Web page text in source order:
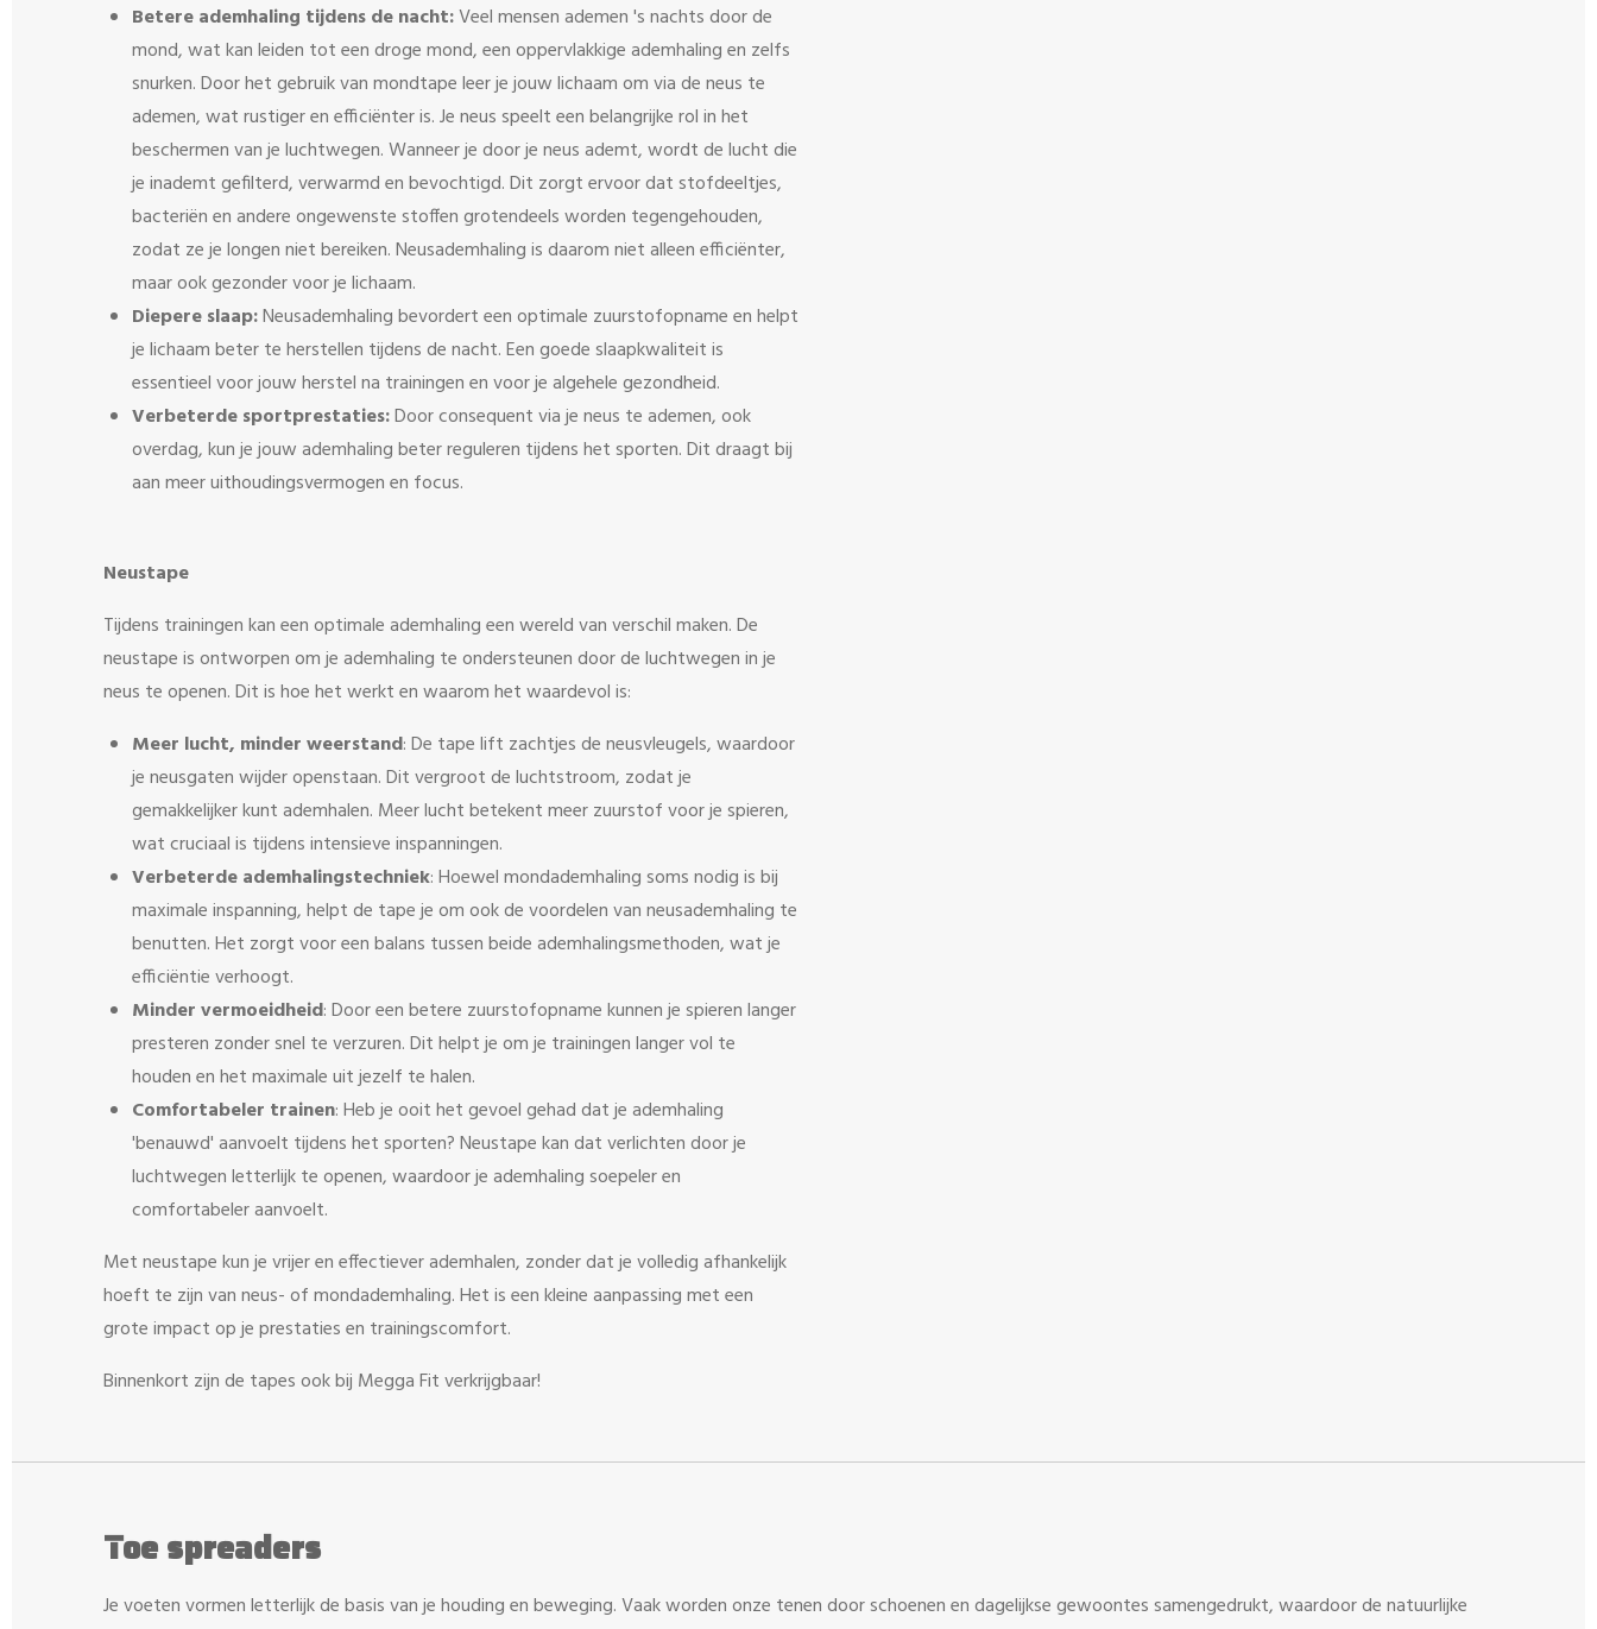
Betere ademhaling tijdens de nacht:Veel mensen ademen 's nachts door de
mond, wat kan leiden tot een droge mond, een oppervlakkige ademhaling en zelfs
snurken. Door het gebruik van mondtape leer je jouw lichaam om via de neus te
ademen, wat rustiger en efficiënter is.Je neus speelt een belangrijke rol in het
beschermen van je luchtwegen. Wanneer je door je neus ademt, wordt de lucht die
je inademt gefilterd, verwarmd en bevochtigd. Dit zorgt ervoor dat stofdeeltjes,
bacteriën en andere ongewenste stoffen grotendeels worden tegengehouden,
zodat ze je longen niet bereiken. Neusademhaling is daarom niet alleen efficiënter,
maar ook gezonder voor je lichaam.
Diepere slaap:Neusademhaling bevordert een optimale zuurstofopname en helpt
je lichaam beter te herstellen tijdens de nacht. Een goede slaapkwaliteit is
essentieel voor jouw herstel na trainingen en voor je algehele gezondheid.
Verbeterde sportprestaties:Door consequent via je neus te ademen, ook
overdag, kun je jouw ademhaling beter reguleren tijdens het sporten. Dit draagt bij
aan meer uithoudingsvermogen en focus.
Neustape
Tijdens trainingen kan een optimale ademhaling een wereld van verschil maken. De
neustape is ontworpen om je ademhaling te ondersteunen door de luchtwegen in je
neus te openen. Dit is hoe het werkt en waarom het waardevol is:
Meer lucht, minder weerstand: De tape lift zachtjes de neusvleugels, waardoor
je neusgaten wijder openstaan. Dit vergroot de luchtstroom, zodat je
gemakkelijker kunt ademhalen. Meer lucht betekent meer zuurstof voor je spieren,
wat cruciaal is tijdens intensieve inspanningen.
Verbeterde ademhalingstechniek: Hoewel mondademhaling soms nodig is bij
maximale inspanning, helpt de tape je om ook de voordelen van neusademhaling te
benutten. Het zorgt voor een balans tussen beide ademhalingsmethoden, wat je
efficiëntie verhoogt.
Minder vermoeidheid: Door een betere zuurstofopname kunnen je spieren langer
presteren zonder snel te verzuren. Dit helpt je om je trainingen langer vol te
houden en het maximale uit jezelf te halen.
Comfortabeler trainen: Heb je ooit het gevoel gehad dat je ademhaling
'benauwd' aanvoelt tijdens het sporten? Neustape kan dat verlichten door je
luchtwegen letterlijk te openen, waardoor je ademhaling soepeler en
comfortabeler aanvoelt.
Met neustape kun je vrijer en effectiever ademhalen, zonder dat je volledig afhankelijk
hoeft te zijn van neus- of mondademhaling. Het is een kleine aanpassing met een
grote impact op je prestaties en trainingscomfort.
Binnenkort zijn de tapes ook bij Megga Fit verkrijgbaar!
Toe spreaders
Je voeten vormen letterlijk de basis van je houding en beweging. Vaak worden onze tenen door schoenen en dagelijkse gewoontes samengedrukt, waardoor de natuurlijke